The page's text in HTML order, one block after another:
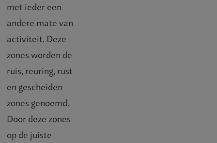
met ieder een
andere mate van
activiteit. Deze
zones worden de
ruis, reuring, rust
en gescheiden
zones genoemd.
Door deze zones
op de juiste